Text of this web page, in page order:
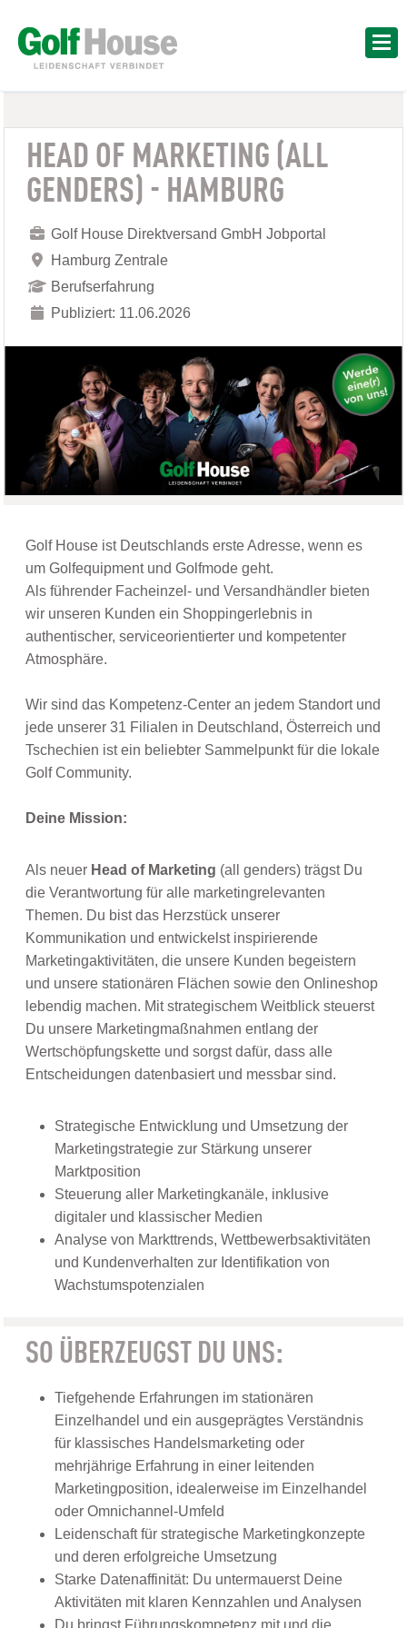
HEAD OF MARKETING (ALL
GENDERS) - HAMBURG
Golf House Direktversand GmbH Jobportal
Hamburg Zentrale
Berufserfahrung
Publiziert: 11.06.2026
Golf House ist Deutschlands erste Adresse, wenn es
um Golfequipment und Golfmode geht.
Als führender Facheinzel- und Versandhändler bieten
wir unseren Kunden ein Shoppingerlebnis in
authentischer, serviceorientierter und kompetenter
Atmosphäre.
Wir sind das Kompetenz-Center an jedem Standort und
jede unserer 31 Filialen in Deutschland, Österreich und
Tschechien ist ein beliebter Sammelpunkt für die lokale
Golf Community.
Deine Mission:
Als neuer Head of Marketing (all genders) trägst Du
die Verantwortung für alle marketingrelevanten
Themen. Du bist das Herzstück unserer
Kommunikation und entwickelst inspirierende
Marketingaktivitäten, die unsere Kunden begeistern
und unsere stationären Flächen sowie den Onlineshop
lebendig machen. Mit strategischem Weitblick steuerst
Du unsere Marketingmaßnahmen entlang der
Wertschöpfungskette und sorgst dafür, dass alle
Entscheidungen datenbasiert und messbar sind.
Strategische Entwicklung und Umsetzung der
Marketingstrategie zur Stärkung unserer
Marktposition
Steuerung aller Marketingkanäle, inklusive
digitaler und klassischer Medien
Analyse von Markttrends, Wettbewerbsaktivitäten
und Kundenverhalten zur Identifikation von
Wachstumspotenzialen
SO ÜBERZEUGST DU UNS:
Tiefgehende Erfahrungen im stationären
Einzelhandel und ein ausgeprägtes Verständnis
für klassisches Handelsmarketing oder
mehrjährige Erfahrung in einer leitenden
Marketingposition, idealerweise im Einzelhandel
oder Omnichannel-Umfeld
Leidenschaft für strategische Marketingkonzepte
und deren erfolgreiche Umsetzung
Starke Datenaffinität: Du untermauerst Deine
Aktivitäten mit klaren Kennzahlen und Analysen